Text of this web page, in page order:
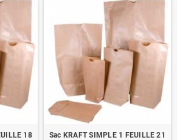
18
Sac KRAFT SIMPLE 1 FEUILLE 21